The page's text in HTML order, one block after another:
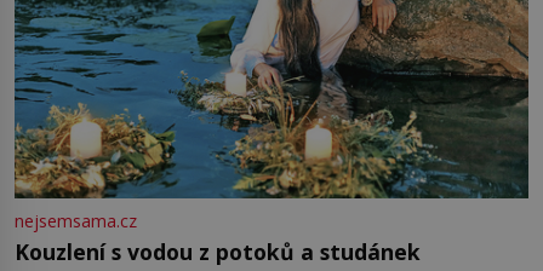
nejsemsama.cz
Kouzlení s vodou z potoků a studánek